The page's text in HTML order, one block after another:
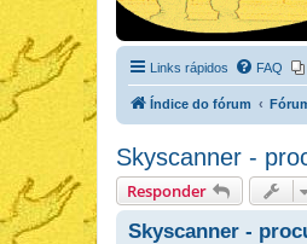
Links rápidos FAQ
Índice do fórum
Skyscanner -
Responder
Skyscanner -